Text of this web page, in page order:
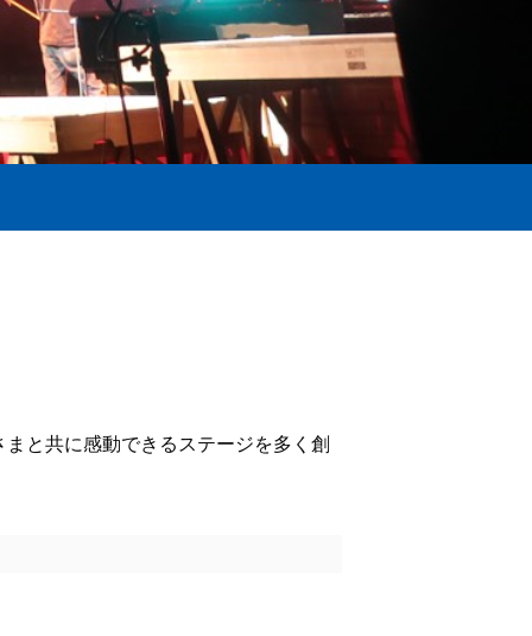
と共に感動できるステージを多く創